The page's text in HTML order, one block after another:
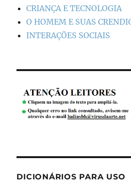
CRIANÇA E TECNOLOGIA
O HOMEM E SUAS
INTERAÇÕES SOCIAIS
DICIONÁRIOS PARA USO